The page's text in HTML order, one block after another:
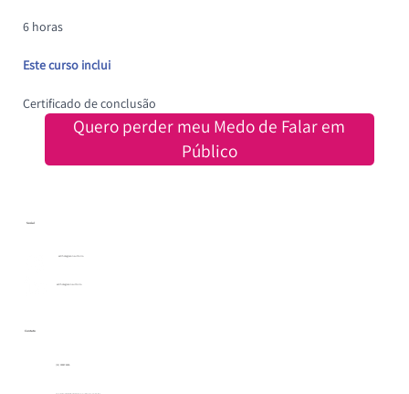
Quero perder meu Medo de Falar em
Público
6 horas
Este curso inclui
Certificado de conclusão
Social
estrhategiaconsultoria
estrhategiaconsultoria
Contato
(31) 99987.8496